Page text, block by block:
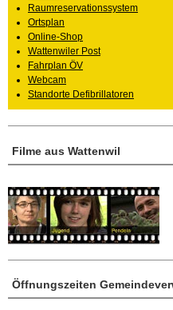
Öffnungszeiten
Filme aus Wattenwil
Raumreservationssystem
Ortsplan
Online-Shop
Wattenwiler Post
Fahrplan ÖV
Webcam
Standorte Defibrillatoren